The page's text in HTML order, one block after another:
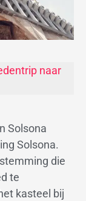
naar
Solsona
Solsona.
die
te
kasteel bij